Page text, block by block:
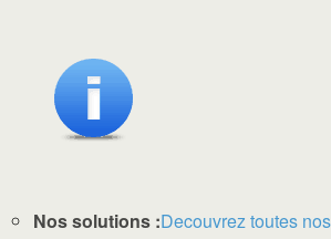
Nos solutions :Decouvrez toutes